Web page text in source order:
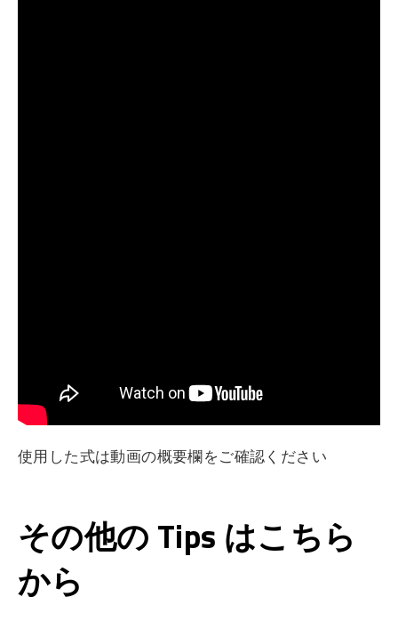
使用した式は動画の概要欄をご確認ください
その他の Tips はこちら
から